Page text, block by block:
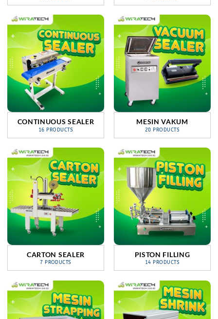
CONTINUOUS SEALER
16 PRODUCTS
MESIN VAKUM
20 PRODUCTS
CARTON SEALER
7 PRODUCTS
PISTON FILLING
14 PRODUCTS